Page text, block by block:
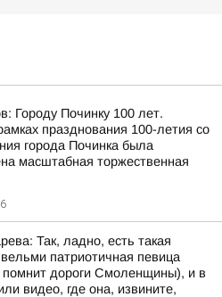
Городу Починку 100 лет.
празднования 100-летия со
города Починка была
масштабная торжественная
Так, ладно, есть такая
вельми патриотичная певица
помнит дороги Смоленщины), и в
видео, где она, извините,